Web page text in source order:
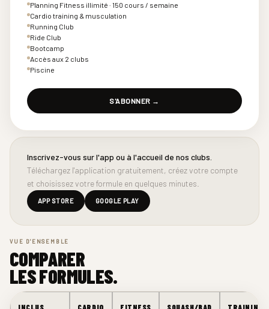
Planning Fitness illimité · 150 cours / semaine
Cardio training & musculation
Running Club
Ride Club
Bootcamp
Accès aux 2 clubs
Piscine
S'ABONNER →
Inscrivez-vous sur l'app ou à l'accueil de nos clubs.
Téléchargez l'application gratuitement, créez votre compte
et choisissez votre formule en quelques minutes.
APP STORE GOOGLE PLAY
VUE D'ENSEMBLE
COMPARER
LES FORMULES.